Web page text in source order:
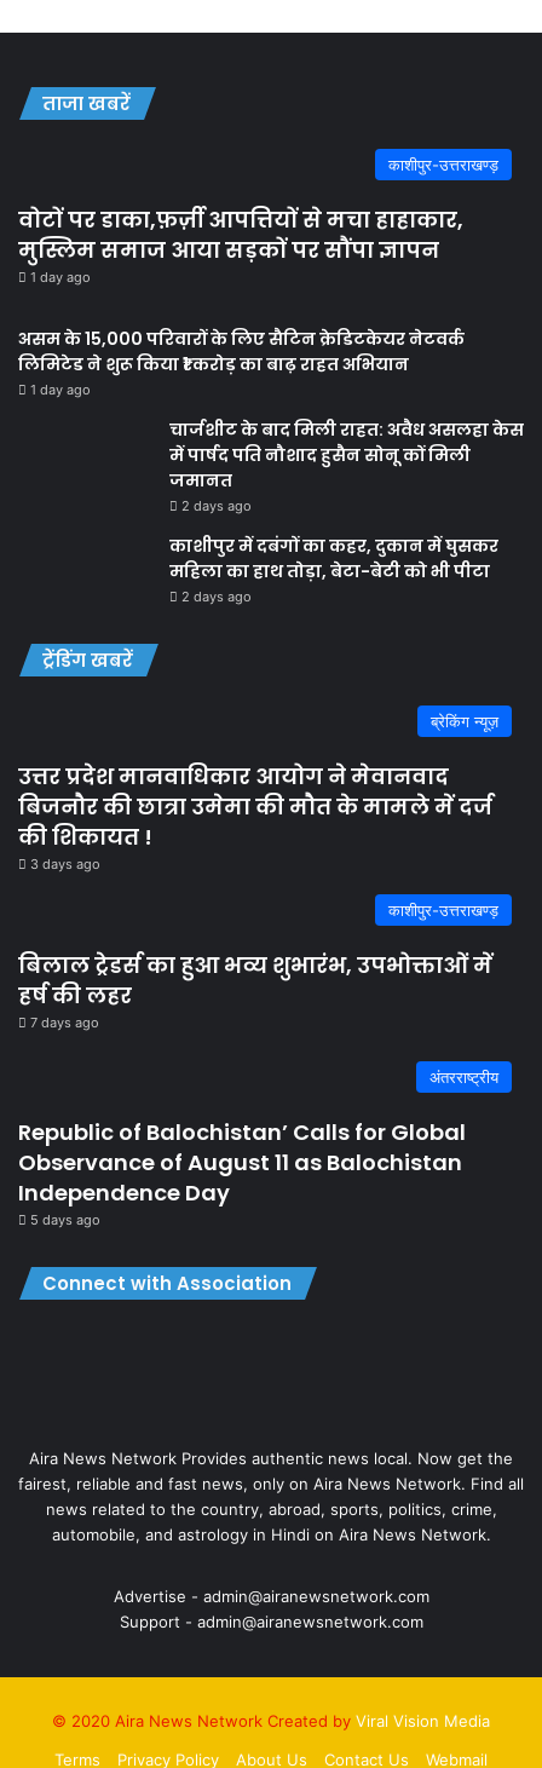
ताजा खबरें
काशीपुर-उत्तराखण्ड़
वोटों पर डाका,फ़र्ज़ी आपत्तियों से मचा हाहाकार,
मुस्लिम समाज आया सड़कों पर सौंपा ज्ञापन
1 day ago
असम के 15,000 परिवारों के लिए सैटिन क्रेडिटकेयर नेटवर्क
लिमिटेड ने शुरू किया ₹1 करोड़ का बाढ़ राहत अभियान
1 day ago
चार्जशीट के बाद मिली राहत: अवैध असलहा केस
में पार्षद पति नौशाद हुसैन सोनू कों मिली
जमानत
2 days ago
काशीपुर में दबंगों का कहर, दुकान में घुसकर
महिला का हाथ तोड़ा, बेटा-बेटी को भी पीटा
2 days ago
ट्रेंडिंग खबरें
ब्रेकिंग न्यूज़
उत्तर प्रदेश मानवाधिकार आयोग ने मेवानवाद
बिजनौर की छात्रा उमेमा की मौत के मामले में दर्ज
की शिकायत !
3 days ago
काशीपुर-उत्तराखण्ड़
बिलाल ट्रेडर्स का हुआ भव्य शुभारंभ, उपभोक्ताओं में
हर्ष की लहर
7 days ago
अंतरराष्ट्रीय
Republic of Balochistan’ Calls for Global
Observance of August 11 as Balochistan
Independence Day
5 days ago
Connect with Association
Aira News Network Provides authentic news local. Now get the
fairest, reliable and fast news, only on Aira News Network. Find all
news related to the country, abroad, sports, politics, crime,
automobile, and astrology in Hindi on Aira News Network.
Advertise - admin@airanewsnetwork.com
Support - admin@airanewsnetwork.com
© 2020 Aira News Network Created by Viral Vision Media
Terms
Privacy Policy About Us Contact Us Webmail